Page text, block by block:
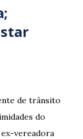
de trânsito
do
ex-vereadora